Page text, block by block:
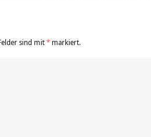
sind mit* markiert.